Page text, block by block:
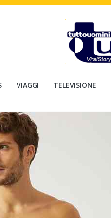
VIAGGI TELEVISIONE